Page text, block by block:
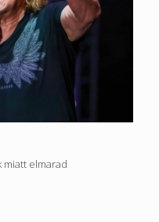
miatt elmarad